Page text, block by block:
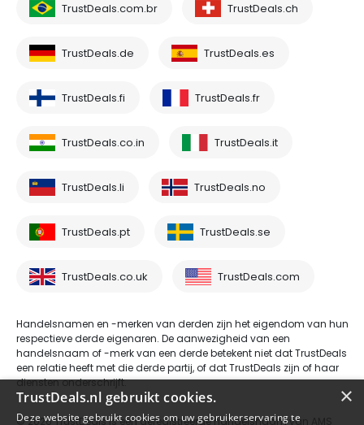
TrustDeals.com.br TrustDeals.ch
TrustDeals.de TrustDeals.es
TrustDeals.fi TrustDeals.fr
TrustDeals.co.in TrustDeals.it
TrustDeals.li TrustDeals.no
TrustDeals.pt TrustDeals.se
TrustDeals.co.uk TrustDeals.com
Handelsnamen en -merken van derden zijn het eigendom van hun
respectieve derde eigenaren. De aanwezigheid van een
handelsnaam of -merk van een derde betekent niet dat TrustDeals
een relatie heeft met die derde partij, of dat TrustDeals zijn of haar
diensten onderschrijft.
© 2026 TrustDeals is een geregistreerde handelsnaam van AMS
×
TrustDeals.nl gebruikt cookies.
Deze website gebruikt cookies om uw gebruikerservaring te